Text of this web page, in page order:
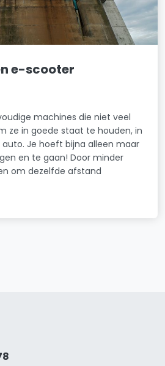
e-scooter
machines die niet veel
ze in goede staat te houden, in
Je hoeft bijna alleen maar
en te gaan! Door minder
om dezelfde afstand